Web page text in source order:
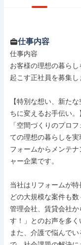
仕事内容
仕事内容
お客様の理想の暮ら
起こす正社員を募集し
【特別な想い、新た
ちに変えるお手伝い。
「空間づくりのプロ
ての理想の暮らしを
フォームからメンテ
ャー企業です。
当社はリフォームが
どの大規模な案件も数
管理会社、賃貸会社
す！」とのお声を多く
また、介護で悩んで